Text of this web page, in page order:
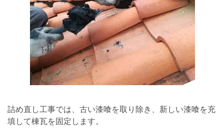
詰め直し工事では、古い漆喰を取り除き、新しい漆喰を充
填して棟瓦を固定します。